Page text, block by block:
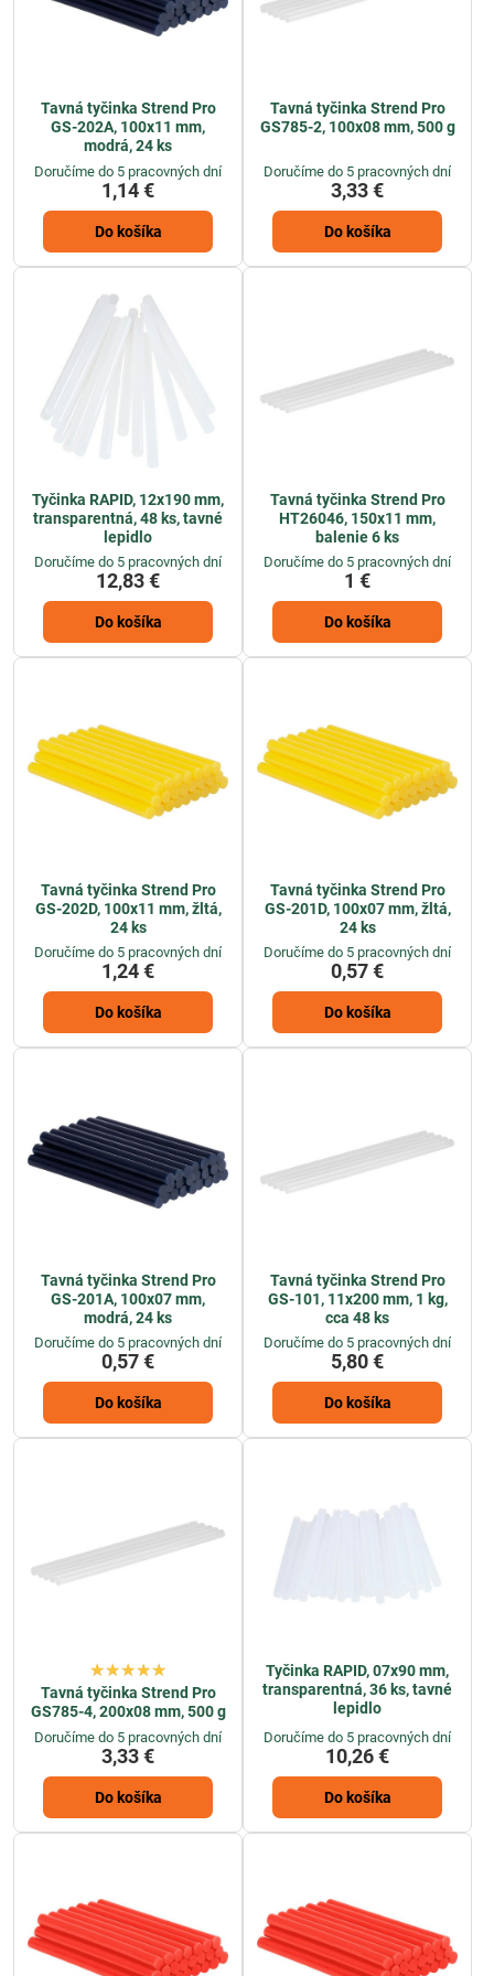
Tavná tyčinka Strend Pro
GS-202A, 100x11 mm,
modrá, 24 ks
Doručíme do 5 pracovných dní
1,14 €
Do košíka
Tavná tyčinka Strend Pro
GS785-2, 100x08 mm, 500 g
Doručíme do 5 pracovných dní
3,33 €
Do košíka
Tyčinka RAPID, 12x190 mm,
transparentná, 48 ks, tavné
lepidlo
Doručíme do 5 pracovných dní
12,83 €
Do košíka
Tavná tyčinka Strend Pro
HT26046, 150x11 mm,
balenie 6 ks
Doručíme do 5 pracovných dní
1 €
Do košíka
Tavná tyčinka Strend Pro
GS-202D, 100x11 mm, žltá,
24 ks
Doručíme do 5 pracovných dní
1,24 €
Do košíka
Tavná tyčinka Strend Pro
GS-201D, 100x07 mm, žltá,
24 ks
Doručíme do 5 pracovných dní
0,57 €
Do košíka
Tavná tyčinka Strend Pro
GS-201A, 100x07 mm,
modrá, 24 ks
Doručíme do 5 pracovných dní
0,57 €
Do košíka
Tavná tyčinka Strend Pro
GS-101, 11x200 mm, 1 kg,
cca 48 ks
Doručíme do 5 pracovných dní
5,80 €
Do košíka
Tavná tyčinka Strend Pro
GS785-4, 200x08 mm, 500 g
Doručíme do 5 pracovných dní
3,33 €
Do košíka
Tyčinka RAPID, 07x90 mm,
transparentná, 36 ks, tavné
lepidlo
Doručíme do 5 pracovných dní
10,26 €
Do košíka